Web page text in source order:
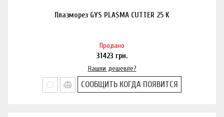
Плазморез GYS PLASMA CUTTER 25 K
Продано
31423 грн.
Нашли дешевле?
СООБЩИТЬ КОГДА ПОЯВИТСЯ